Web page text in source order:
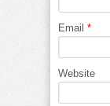
Email *
Website